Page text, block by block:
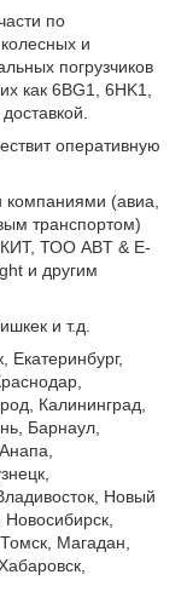
по
и
погрузчиков
как 6BG1, 6HK1,
оперативную
компаниями (авиа,
транспортом)
ТОО ABT & E-
и другим
и т.д.
Екатеринбург,
Калининград,
Барнаул,
Новый
Магадан,